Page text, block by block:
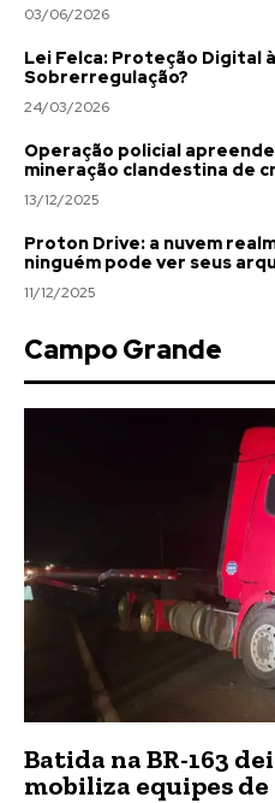
03/06/2026
Lei Felca: Proteção Digital
Sobrerregulação?
24/03/2026
Operação policial
mineração clandestina de
13/12/2025
Proton Drive: a nuvem
ninguém pode ver seus
11/12/2025
Campo Grande
Batida na BR-163
mobiliza equipes de